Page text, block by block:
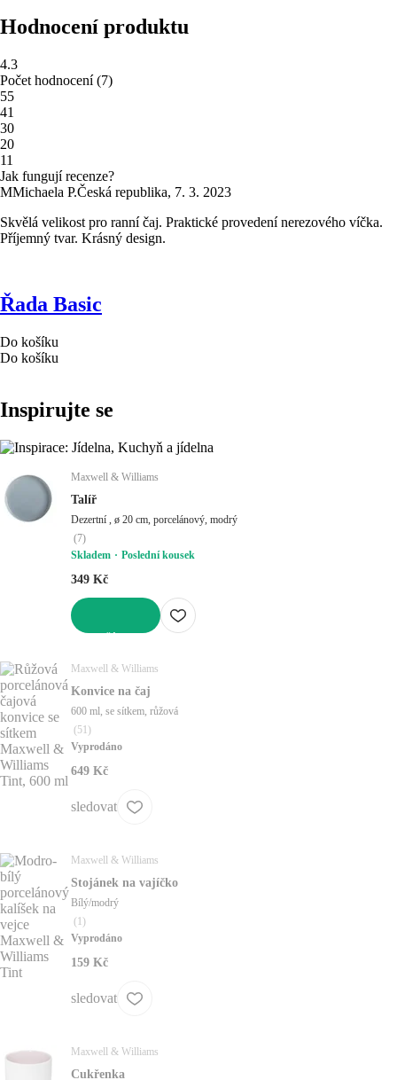
Hodnocení produktu
4.3
Počet hodnocení(7)
55
41
30
20
11
Jak fungují recenze?
MMichaela P.Česká republika, 7. 3. 2023
Skvělá velikost pro ranní čaj. Praktické provedení nerezového víčka.
Příjemný tvar. Krásný design.
Řada Basic
Do košíku
Do košíku
Inspirujte se
Maxwell & Williams
Talíř
Dezertní , ø 20 cm, porcelánový, modrý
(7)
Skladem
Poslední kousek
349 Kč
Maxwell & Williams
Konvice na čaj
600 ml, se sítkem, růžová
(51)
Vyprodáno
649 Kč
sledovat
Maxwell & Williams
Stojánek na vajíčko
Bílý/modrý
(1)
Vyprodáno
159 Kč
sledovat
Maxwell & Williams
Cukřenka